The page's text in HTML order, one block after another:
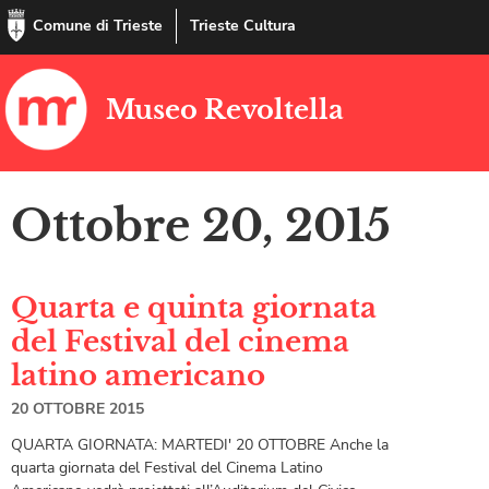
Comune di Trieste Trieste Cultura
Museo Revoltella
Ottobre 20, 2015
Quarta e quinta giornata
del Festival del cinema
latino americano
20 OTTOBRE 2015
QUARTA GIORNATA: MARTEDI' 20 OTTOBRE Anche la
quarta giornata del Festival del Cinema Latino